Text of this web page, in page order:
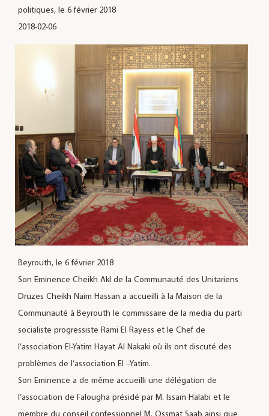
politiques, le 6 février 2018
2018-02-06
Beyrouth, le 6 février 2018
Son Eminence Cheikh Akl de la Communauté des Unitariens
Druzes Cheikh Naim Hassan a accueilli à la Maison de la
Communauté à Beyrouth le commissaire de la media du parti
socialiste progressiste Rami El Rayess et le Chef de
l’association El-Yatim Hayat Al Nakaki où ils ont discuté des
problèmes de l’association El –Yatim.
Son Eminence a de même accueilli une délégation de
l’association de Falougha présidé par M. Issam Halabi et le